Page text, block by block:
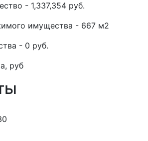
- 1,337,354 руб.
имущества - 667 м2
- 0 руб.
руб